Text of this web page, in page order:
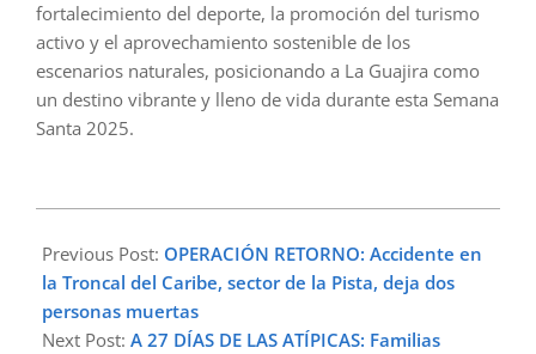
fortalecimiento del deporte, la promoción del turismo
activo y el aprovechamiento sostenible de los
escenarios naturales, posicionando a La Guajira como
un destino vibrante y lleno de vida durante esta Semana
Santa 2025.
04-
19
Previous Post: OPERACIÓN RETORNO: Accidente en
la Troncal del Caribe, sector de la Pista, deja dos
personas muertas
Next Post: A 27 DÍAS DE LAS ATÍPICAS: Familias